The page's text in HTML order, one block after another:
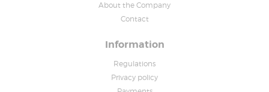
About the Company
Contact
Information
Regulations
Privacy policy